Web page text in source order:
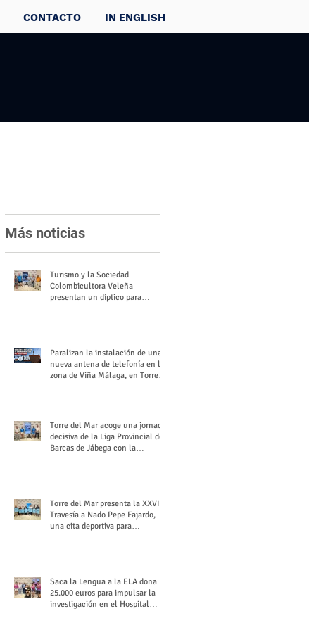
CONTACTO IN ENGLISH
Más noticias
Turismo y la Sociedad
Colombicultora Veleña
presentan un díptico para
Paralizan la instalación de una
nueva antena de telefonía en la
zona de Viña Málaga, en Torre
Torre del Mar acoge una jornada
decisiva de la Liga Provincial de
Barcas de Jábega con la
Torre del Mar presenta la XXVI
Travesía a Nado Pepe Fajardo,
una cita deportiva para
Saca la Lengua a la ELA dona
25.000 euros para impulsar la
investigación en el Hospital